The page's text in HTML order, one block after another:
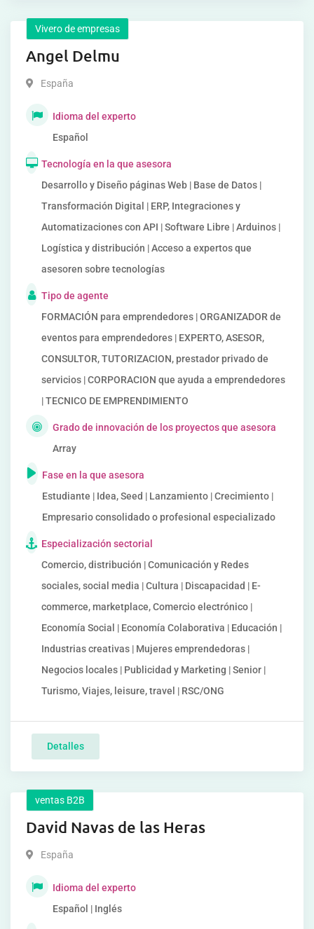
Vivero de empresas
Angel Delmu
España
Idioma del experto
Español
Tecnología en la que asesora
Desarrollo y Diseño páginas Web | Base de Datos |
Transformación Digital | ERP, Integraciones y
Automatizaciones con API | Software Libre | Arduinos |
Logística y distribución | Acceso a expertos que
asesoren sobre tecnologías
Tipo de agente
FORMACIÓN para emprendedores | ORGANIZADOR de
eventos para emprendedores | EXPERTO, ASESOR,
CONSULTOR, TUTORIZACION, prestador privado de
servicios | CORPORACION que ayuda a emprendedores
| TECNICO DE EMPRENDIMIENTO
Grado de innovación de los proyectos que asesora
Array
Fase en la que asesora
Estudiante | Idea, Seed | Lanzamiento | Crecimiento |
Empresario consolidado o profesional especializado
Especialización sectorial
Comercio, distribución | Comunicación y Redes
sociales, social media | Cultura | Discapacidad | E-
commerce, marketplace, Comercio electrónico |
Economía Social | Economía Colaborativa | Educación |
Industrias creativas | Mujeres emprendedoras |
Negocios locales | Publicidad y Marketing | Senior |
Turismo, Viajes, leisure, travel | RSC/ONG
Detalles
ventas B2B
David Navas de las Heras
España
Idioma del experto
Español | Inglés